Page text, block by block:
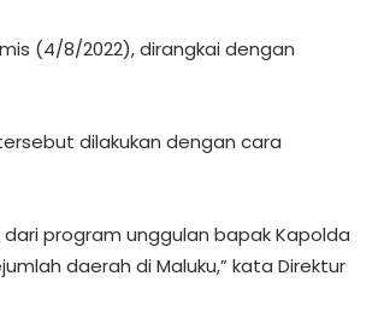
(4/8/2022), dirangkai dengan
dilakukan dengan cara
program unggulan bapak Kapolda
daerah di Maluku,” kata Direktur